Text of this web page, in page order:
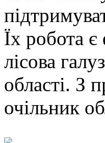
Їх робота
лісова
області. З
очільник